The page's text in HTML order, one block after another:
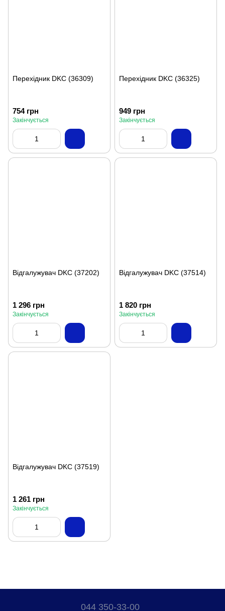
Перехідник DKC (36309)
754 грн
Закінчується
Перехідник DKC (36325)
949 грн
Закінчується
Відгалужувач DKC (37202)
1 296 грн
Закінчується
Відгалужувач DKC (37514)
1 820 грн
Закінчується
Відгалужувач DKC (37519)
1 261 грн
Закінчується
044 350-33-00